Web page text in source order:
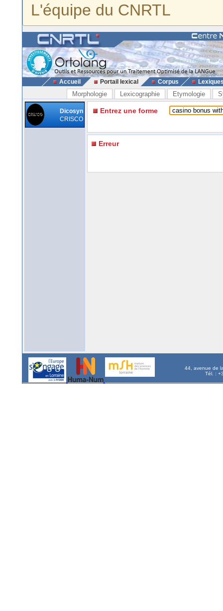
L'équipe du CNRTL
Accueil Portail lexical Corpus
Morphologie Lexicographie Etymologie
Dicosyn
CRISCO
Entrez une forme
Erreur
44, avenue de
Tél. :